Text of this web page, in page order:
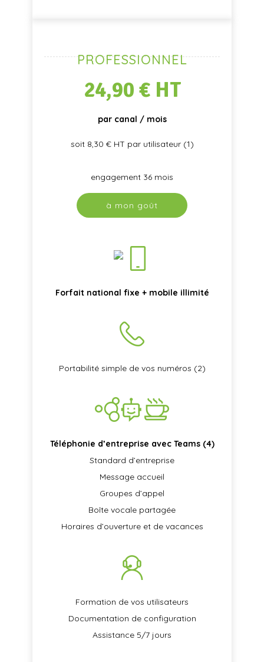
PROFESSIONNEL
24,90 € HT
par canal / mois
soit 8,30 € HT par utilisateur (1)
engagement 36 mois
à mon goût
Forfait national fixe + mobile illimité
Portabilité simple de vos numéros (2)
Téléphonie d’entreprise avec Teams (4)
Standard d’entreprise
Message accueil
Groupes d’appel
Boîte vocale partagée
Horaires d’ouverture et de vacances
Formation de vos utilisateurs
Documentation de configuration
Assistance 5/7 jours